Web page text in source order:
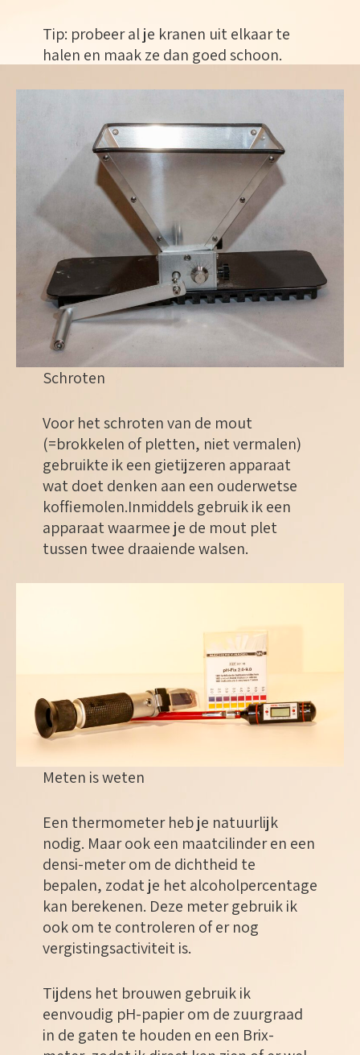
Tip: probeer al je kranen uit elkaar te
halen en maak ze dan goed schoon.
Schroten
Voor het schroten van de mout
(=brokkelen of pletten, niet vermalen)
gebruikte ik een gietijzeren apparaat
wat doet denken aan een ouderwetse
koffiemolen.Inmiddels gebruik ik een
apparaat waarmee je de mout plet
tussen twee draaiende walsen.
Meten is weten
Een thermometer heb je natuurlijk
nodig. Maar ook een maatcilinder en een
densi-meter om de dichtheid te
bepalen, zodat je het alcoholpercentage
kan berekenen. Deze meter gebruik ik
ook om te controleren of er nog
vergistingsactiviteit is.
Tijdens het brouwen gebruik ik
eenvoudig pH-papier om de zuurgraad
in de gaten te houden en een Brix-